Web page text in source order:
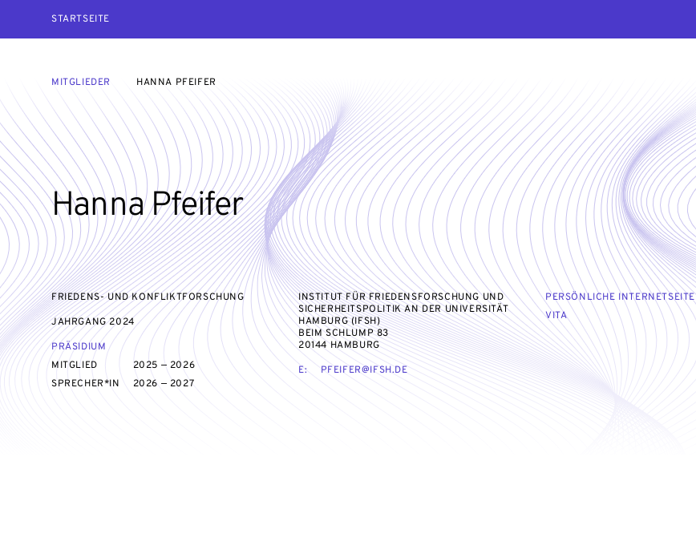
STARTSEITE
MITGLIEDER HANNA PFEIFER
Hanna Pfeifer
FRIEDENS- UND KONFLIKTFORSCHUNG
JAHRGANG 2024
PRÄSIDIUM
MITGLIED
2025 — 2026
SPRECHER*IN
2026 — 2027
INSTITUT FÜR FRIEDENSFORSCHUNG UND
SICHERHEITSPOLITIK AN DER UNIVERSITÄT
HAMBURG (IFSH)
BEIM SCHLUMP 83
20144 HAMBURG
E:
PFEIFER@IFSH.DE
PERSÖNLICHE INTERNETSEITE
VITA